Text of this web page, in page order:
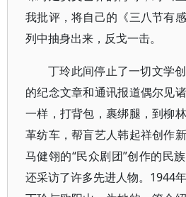
我批评，将自己的《三八节有
列中抽身出来，反戈一击。
丁玲此间停止了一切文学
的纪念文章和通讯报道偶尔见
一样，打背包，裹绑腿，到柳
革纺车，帮盲艺人韩起祥创作
马健翎的“民众剧团”创作的民
还采访了许多先进人物。1944